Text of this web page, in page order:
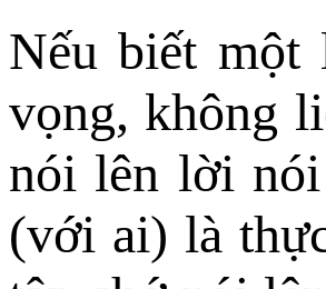
Nếu biết
vọng, không
nói lên lời
(với ai) là